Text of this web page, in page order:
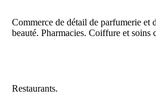
Commerce de détail de parfumerie et
beauté. Pharmacies. Coiffure et soins
Restaurants.